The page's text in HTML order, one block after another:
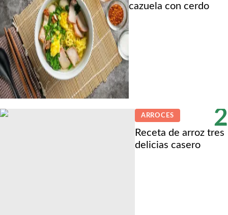
cazuela con cerdo
2
ARROCES
Receta de arroz tres
delicias casero